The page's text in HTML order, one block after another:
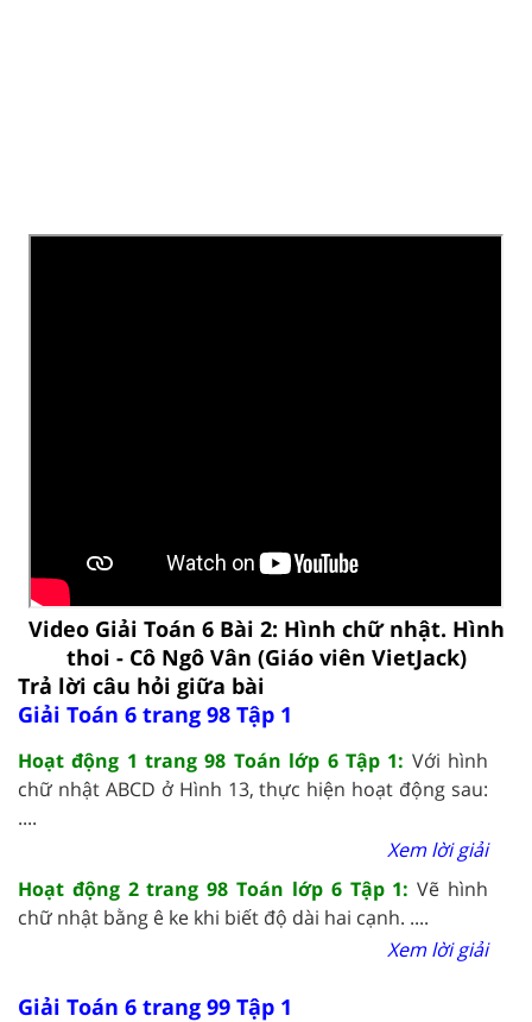
Video Giải Toán 6 Bài 2: Hình chữ nhật. Hình
thoi - Cô Ngô Vân (Giáo viên VietJack)
Trả lời câu hỏi giữa bài
Giải Toán 6 trang 98 Tập 1
Hoạt động 1 trang 98 Toán lớp 6 Tập 1: Với hình
chữ nhật ABCD ở Hình 13, thực hiện hoạt động sau:
....
Xem lời giải
Hoạt động 2 trang 98 Toán lớp 6 Tập 1: Vẽ hình
chữ nhật bằng ê ke khi biết độ dài hai cạnh. ....
Xem lời giải
Giải Toán 6 trang 99 Tập 1